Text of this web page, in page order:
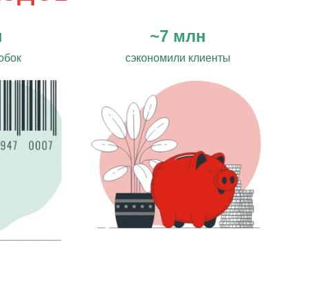
~7 млн
сэкономили клиенты